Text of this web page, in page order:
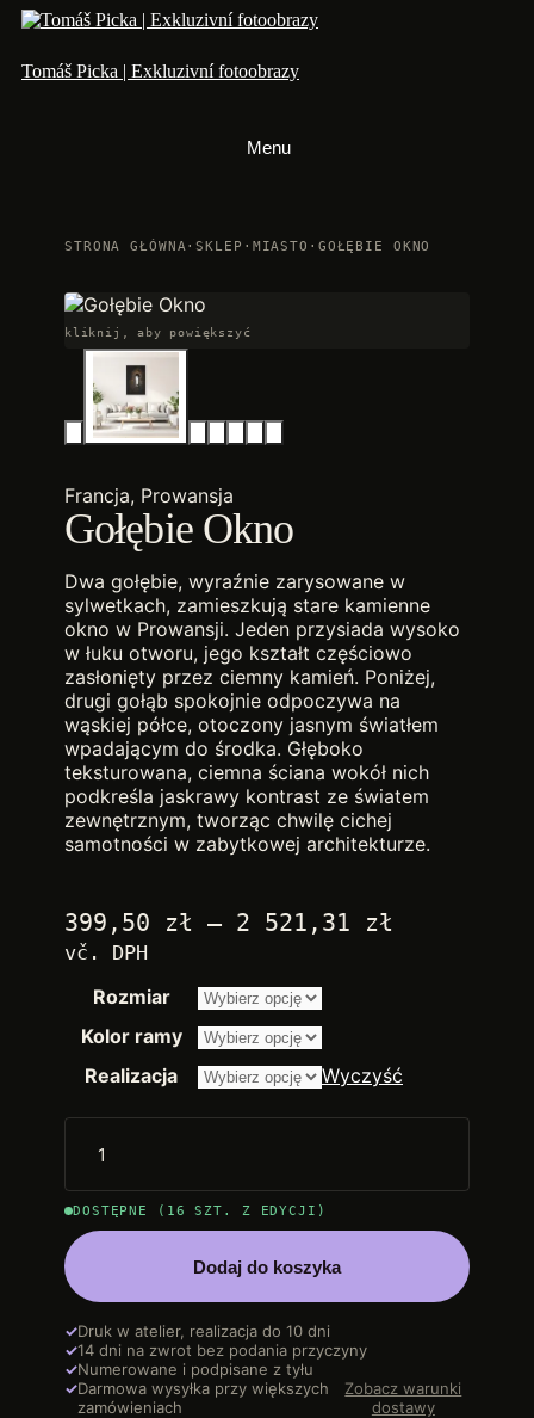
Przejdź
treści
Tomáš Picka | Exkluzivní fotoobrazy
Menu
STRONA GŁÓWNA·SKLEP · MIASTO · GOŁĘBIE OKNO
kliknij, aby powiększyć
Francja, Prowansja
Gołębie Okno
Dwa gołębie, wyraźnie zarysowane w
sylwetkach, zamieszkują stare kamienne
okno w Prowansji. Jeden przysiada wysoko
w łuku otworu, jego kształt częściowo
zasłonięty przez ciemny kamień. Poniżej,
drugi gołąb spokojnie odpoczywa na
wąskiej półce, otoczony jasnym światłem
wpadającym do środka. Głęboko
teksturowana, ciemna ściana wokół nich
podkreśla jaskrawy kontrast ze światem
zewnętrznym, tworząc chwilę cichej
samotności w zabytkowej architekturze.
399,50 zł – 2 521,31 zł
14.200,00
vč. DPH
Rozmiar
Kolor ramy
Realizacja
Wyczyść
DOSTĘPNE (16 SZT. Z EDYCJI)
Dodaj do koszyka
✓Druk w atelier, realizacja do 10 dni
✓14 dni na zwrot bez podania przyczyny
✓Numerowane i podpisane z tyłu
✓Darmowa wysyłka przy większych
zamówieniach
Zobacz warunki
dostawy